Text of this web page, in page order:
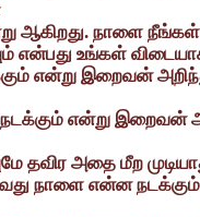
ஆகிறது. நாளை
என்பது உங்கள்
என்று இறைவன்
என்று இறைவன்
தவிர அதை மீற
நாளை என்ன நடக்கும்